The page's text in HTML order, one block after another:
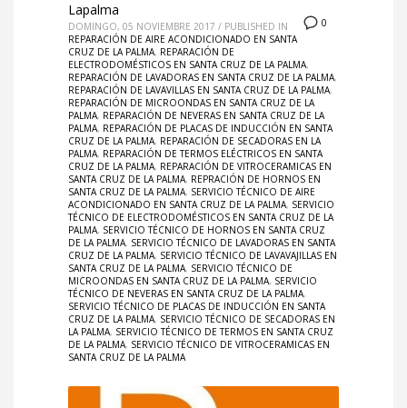
0
Lapalma
DOMINGO, 05 NOVIEMBRE 2017 / PUBLISHED IN
REPARACIÓN DE AIRE ACONDICIONADO EN SANTA
CRUZ DE LA PALMA, REPARACIÓN DE
ELECTRODOMÉSTICOS EN SANTA CRUZ DE LA PALMA,
REPARACIÓN DE LAVADORAS EN SANTA CRUZ DE LA PALMA,
REPARACIÓN DE LAVAVILLAS EN SANTA CRUZ DE LA PALMA,
REPARACIÓN DE MICROONDAS EN SANTA CRUZ DE LA
PALMA, REPARACIÓN DE NEVERAS EN SANTA CRUZ DE LA
PALMA, REPARACIÓN DE PLACAS DE INDUCCIÓN EN SANTA
CRUZ DE LA PALMA, REPARACIÓN DE SECADORAS EN LA
PALMA, REPARACIÓN DE TERMOS ELÉCTRICOS EN SANTA
CRUZ DE LA PALMA, REPARACIÓN DE VITROCERAMICAS EN
SANTA CRUZ DE LA PALMA, REPRACIÓN DE HORNOS EN
SANTA CRUZ DE LA PALMA, SERVICIO TÉCNICO DE AIRE
ACONDICIONADO EN SANTA CRUZ DE LA PALMA, SERVICIO
TÉCNICO DE ELECTRODOMÉSTICOS EN SANTA CRUZ DE LA
PALMA, SERVICIO TÉCNICO DE HORNOS EN SANTA CRUZ
DE LA PALMA, SERVICIO TÉCNICO DE LAVADORAS EN SANTA
CRUZ DE LA PALMA, SERVICIO TÉCNICO DE LAVAVAJILLAS EN
SANTA CRUZ DE LA PALMA, SERVICIO TÉCNICO DE
MICROONDAS EN SANTA CRUZ DE LA PALMA, SERVICIO
TÉCNICO DE NEVERAS EN SANTA CRUZ DE LA PALMA,
SERVICIO TÉCNICO DE PLACAS DE INDUCCIÓN EN SANTA
CRUZ DE LA PALMA, SERVICIO TÉCNICO DE SECADORAS EN
LA PALMA, SERVICIO TÉCNICO DE TERMOS EN SANTA CRUZ
DE LA PALMA, SERVICIO TÉCNICO DE VITROCERAMICAS EN
SANTA CRUZ DE LA PALMA